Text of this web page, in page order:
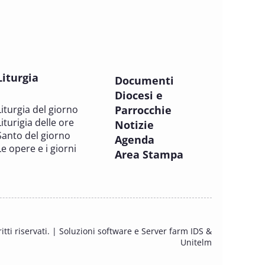
PASTORALE DELLA SALUTE
9 OTTOBRE 2025
Corso FC35.1 - Tue so le laude, la
gloria e l'Honore
PASTORALE DELLA SALUTE
Tavolo di studio Custodia del Creato
del giorno
delle ore
del giorno
opere e i giorni
Documenti
Diocesi e
Parrocchie
Notizie
Agenda
Area Stampa
riservati. | Soluzioni software e Server farm IDS &
Unitelm